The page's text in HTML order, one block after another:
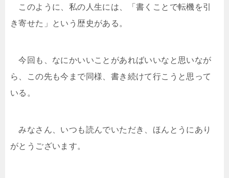
このように、私の人生には、「書くことで転機を引
き寄せた」という歴史がある。
今回も、なにかいいことがあればいいなと思いなが
ら、この先も今まで同様、書き続けて行こうと思って
いる。
みなさん、いつも読んでいただき、ほんとうにあり
がとうございます。